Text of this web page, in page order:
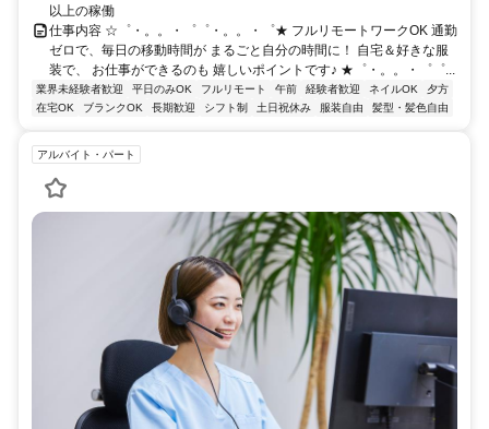
以上の稼働
仕事内容 ☆゜・。。・゜゜・。。・゜★ フルリモートワークOK 通勤
ゼロで、毎日の移動時間が まるごと自分の時間に！ 自宅＆好きな服
装で、 お仕事ができるのも 嬉しいポイントです♪ ★゜・。。・゜゜...
業界未経験者歓迎 平日のみOK フルリモート 午前 経験者歓迎 ネイルOK
夕方
在宅OK
ブランクOK 長期歓迎 シフト制 土日祝休み 服装自由 髪型・髪色自由
アルバイト・パート